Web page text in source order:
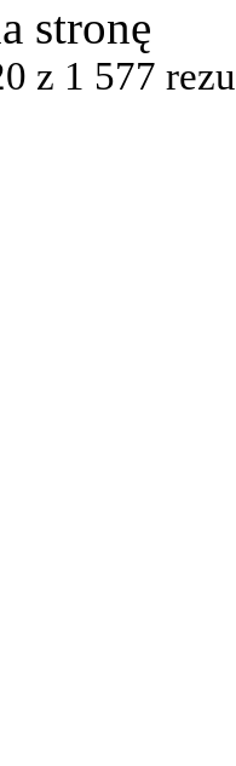
stronę
z 1 577